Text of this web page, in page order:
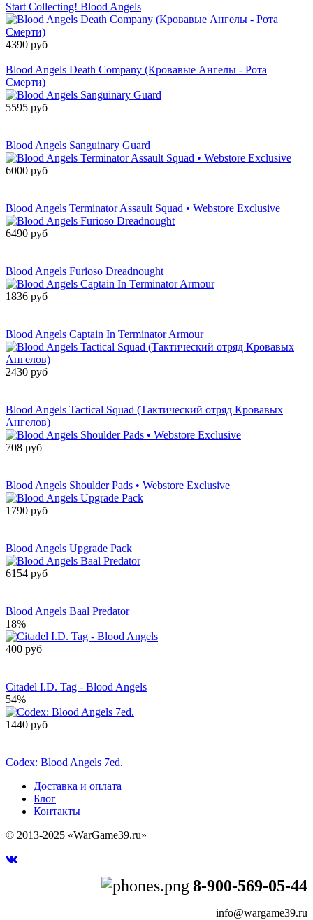
Start Collecting! Blood Angels
4390 руб
Blood Angels Death Company (Кровавые Ангелы - Рота
Смерти)
5595 руб
Blood Angels Sanguinary Guard
6000 руб
Blood Angels Terminator Assault Squad • Webstore Exclusive
6490 руб
Blood Angels Furioso Dreadnought
1836 руб
Blood Angels Captain In Terminator Armour
2430 руб
Blood Angels Tactical Squad (Тактический отряд Кровавых
Ангелов)
708 руб
Blood Angels Shoulder Pads • Webstore Exclusive
1790 руб
Blood Angels Upgrade Pack
6154 руб
Blood Angels Baal Predator
18%
400 руб
Citadel I.D. Tag - Blood Angels
54%
1440 руб
Codex: Blood Angels 7ed.
Доставка и оплата
Блог
Контакты
© 2013-2025 «WarGame39.ru»
8-900-569-05-44
info@wargame39.ru